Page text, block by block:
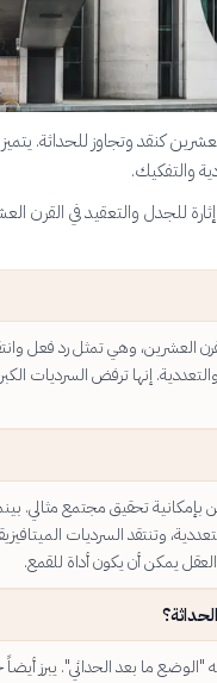
كنقد وتجاوز للحداثة. يتميز
والتفكيك.
للجدل والتعقيد في القرن
العشرين، وهي تمثل رد فعل
إنها ترفض السرديات
بإمكانية تحقيق مجتمع مثالي.
وتنتقد السرديات
العقل يمكن أن يكون أداة للقمع.
"الوضع ما بعد الحداثي". يبرز